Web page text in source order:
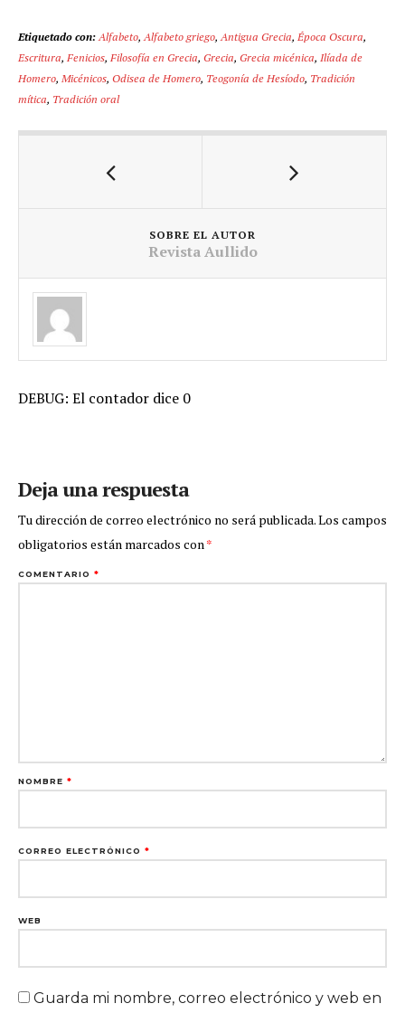
Etiquetado con: Alfabeto, Alfabeto griego, Antigua Grecia, Época Oscura,
Escritura, Fenicios, Filosofía en Grecia, Grecia, Grecia micénica, Ilíada de
Homero, Micénicos, Odisea de Homero, Teogonía de Hesíodo, Tradición
mítica, Tradición oral
SOBRE EL AUTOR
Revista Aullido
DEBUG: El contador dice 0
Deja una respuesta
Tu dirección de correo electrónico no será publicada.Los campos
obligatorios están marcados con*
COMENTARIO *
NOMBRE *
CORREO ELECTRÓNICO *
WEB
Guarda mi nombre, correo electrónico y web en